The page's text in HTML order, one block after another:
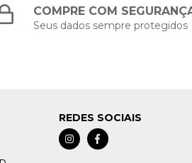
COMPRE COM
Seus dados sempre protegidos
REDES SOCIAIS